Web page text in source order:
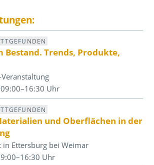
Bestand. Trends, Produkte,
Uhr
und Oberflächen in der
in Ettersburg bei Weimar
Uhr